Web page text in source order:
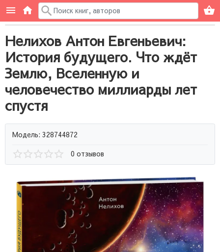
Нелихов Антон Евгеньевич:
История будущего. Что ждёт
Землю, Вселенную и
человечество миллиарды лет
спустя
Модель: 328744872
0 отзывов